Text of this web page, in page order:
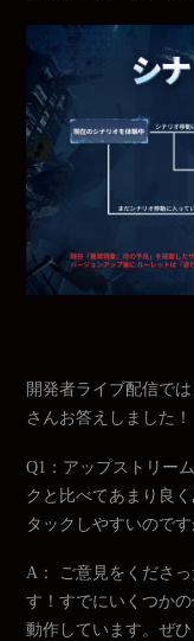
開発者ライブ配信で
さんお答えしました！
Q1：アップストリー
クと比べてあまり良
タックしやすいので
A： ご意見をくださ
す！すでにいくつか
動作しています。ぜ